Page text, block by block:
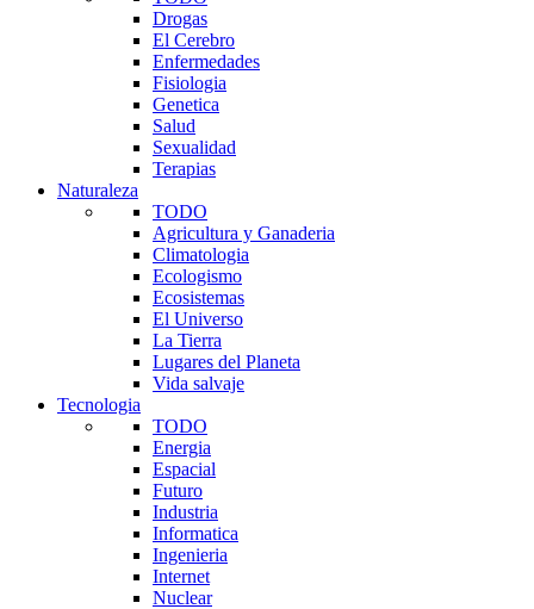
Drogas
El Cerebro
Enfermedades
Fisiologia
Genetica
Salud
Sexualidad
Terapias
Naturaleza
TODO
Agricultura y Ganaderia
Climatologia
Ecologismo
Ecosistemas
El Universo
La Tierra
Lugares del Planeta
Vida salvaje
Tecnologia
TODO
Energia
Espacial
Futuro
Industria
Informatica
Ingenieria
Internet
Nuclear